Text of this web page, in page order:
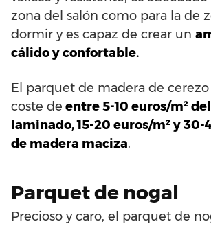
zona del salón como para la de
dormir y es capaz de crear un
cálido y confortable.
El parquet de madera de
coste de entre 5-10 euros/m²
laminado, 15-20 euros/m² y 30-
de madera maciza.
Parquet de nogal
Precioso y caro, el parquet de